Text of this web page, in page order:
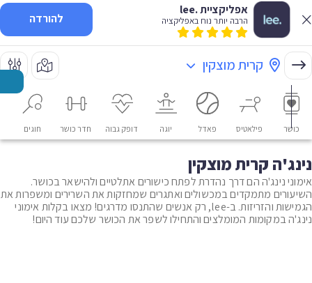
אפליקציית .lee
הרבה יותר נוח באפליקציה להורדה
קרית מוצקין
כושר פילאטיס פאדל יוגה דופק גבוה חדר כושר חוגים
נינג'ה קרית מוצקין
אימוני נינג'ה הם דרך נהדרת לפתח כישורים אתלטיים ולהישאר בכושר.
השיעורים מתמקדים במכשולים ואתגרים שמחזקות את השרירים ומשפרות את
הגמישות והזריזות. ב-lee, רק אנשים שהתנסו מדרגים! מצאו בקלות אימוני
נינג'ה במקומות המומלצים והתחילו לשפר את הכושר שלכם עוד היום!